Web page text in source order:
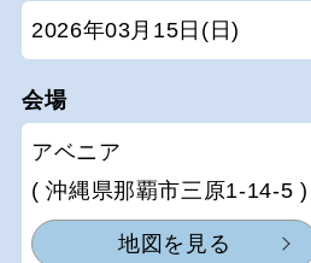
2026年03月15日(日)
会場
アベニア
( 沖縄県那覇市三原1-14-5 )
地図を見る